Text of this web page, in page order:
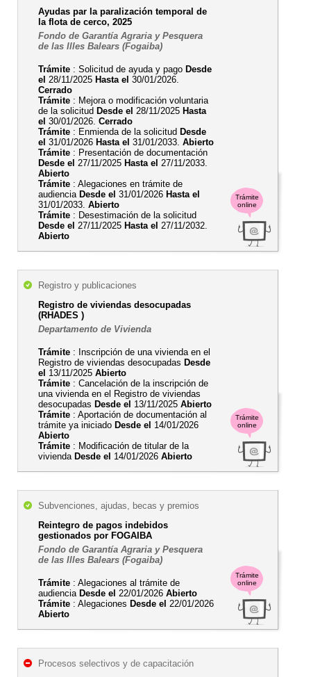
Trámite
online
Ayudas par la paralización temporal de
la flota de cerco, 2025
Fondo de Garantía Agraria y Pesquera
de las Illes Balears (Fogaiba)
Trámite : Solicitud de ayuda y pago Desde
el 28/11/2025 Hasta el 30/01/2026.
Cerrado
Trámite : Mejora o modificación voluntaria
de la solicitud Desde el 28/11/2025 Hasta
el 30/01/2026. Cerrado
Trámite : Enmienda de la solicitud Desde
el 31/01/2026 Hasta el 31/01/2033. Abierto
Trámite : Presentación de documentación
Desde el 27/11/2025 Hasta el 27/11/2033.
Abierto
Trámite : Alegaciones en trámite de
audiencia Desde el 31/01/2026 Hasta el
31/01/2033. Abierto
Trámite : Desestimación de la solicitud
Desde el 27/11/2025 Hasta el 27/11/2032.
Abierto
Trámite
online
Registro y publicaciones
Registro de viviendas desocupadas
(RHADES )
Departamento de Vivienda
Trámite : Inscripción de una vivienda en el
Registro de viviendas desocupadas Desde
el 13/11/2025 Abierto
Trámite : Cancelación de la inscripción de
una vivienda en el Registro de viviendas
desocupadas Desde el 13/11/2025 Abierto
Trámite : Aportación de documentación al
trámite ya iniciado Desde el 14/01/2026
Abierto
Trámite : Modificación de titular de la
vivienda Desde el 14/01/2026 Abierto
Trámite
online
Subvenciones, ajudas, becas y premios
Reintegro de pagos indebidos
gestionados por FOGAIBA
Fondo de Garantía Agraria y Pesquera
de las Illes Balears (Fogaiba)
Trámite : Alegaciones al trámite de
audiencia Desde el 22/01/2026 Abierto
Trámite : Alegaciones Desde el 22/01/2026
Abierto
Procesos selectivos y de capacitación